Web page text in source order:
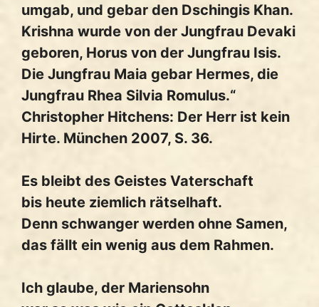
umgab, und gebar den Dschingis Khan.
Krishna wurde von der Jungfrau Devaki
geboren, Horus von der Jungfrau Isis.
Die Jungfrau Maia gebar Hermes, die
Jungfrau Rhea Silvia Romulus.“
Christopher Hitchens: Der Herr ist kein
Hirte. München 2007, S. 36.
Es bleibt des Geistes Vaterschaft
bis heute ziemlich rätselhaft.
Denn schwanger werden ohne Samen,
das fällt ein wenig aus dem Rahmen.
Ich glaube, der Mariensohn